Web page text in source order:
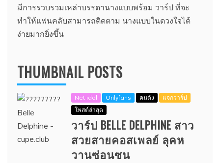
มีการรวบรวมเหล่าบรรดานางแบบพร้อม วาร์ป ที่จะ
ทำให้แฟนคลับสามารถติดตาม นางแบบในดวงใจได้
ง่ายมากยิ่งขึ้น
THUMBNAIL POSTS
Net idol Onlyfans คนดัง
แจกวาร์ป
โพสต์ล่าสุด
วาร์ป BELLE DELPHINE สาว
สวยสายคอสเพลย์ ลุคห
วานซ่อนซน